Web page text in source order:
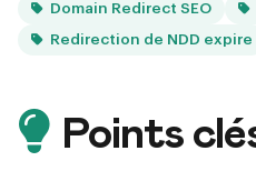
Domain Redirect SEO
Redirection de NDD expire
Points